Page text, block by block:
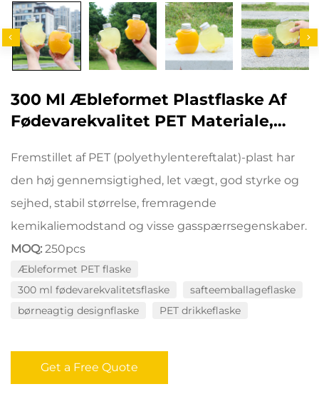
300 Ml Æbleformet Plastflaske Af
Fødevarekvalitet PET Materiale,
Design, Børn Elsker Det
Fremstillet af PET (polyethylentereftalat)-plast har
den høj gennemsigtighed, let vægt, god styrke og
sejhed, stabil størrelse, fremragende
kemikaliemodstand og visse gasspærrsegenskaber.
MOQ: 250pcs
Æbleformet PET flaske
300 ml fødevarekvalitetsflaske
safteemballageflaske
børneagtig designflaske
PET drikkeflaske
Get a Free Quote